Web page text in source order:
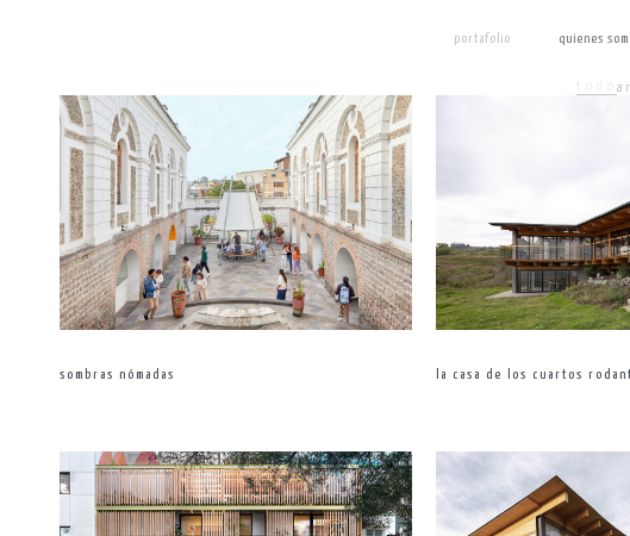
portafolio quienes
todo
sombras nómadas la casa de los cuartos